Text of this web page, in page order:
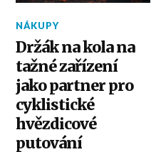
NÁKUPY
Držák na kola na
tažné zařízení
jako partner pro
cyklistické
hvězdicové
putování